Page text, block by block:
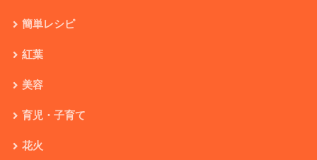
簡単レシピ
紅葉
美容
育児・子育て
花火